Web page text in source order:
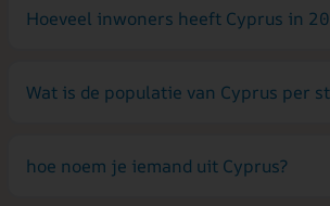
Hoeveel inwoners heeft Cyprus in
Wat is de populatie van Cyprus per
hoe noem je iemand uit Cyprus?